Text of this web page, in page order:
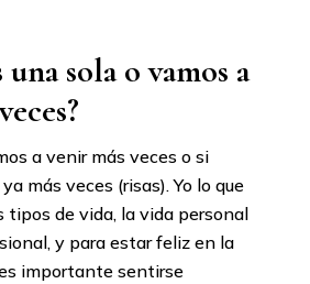
una sola o vamos a
a venir más veces o si
más veces (risas). Yo lo que
tipos de vida, la vida personal
y para estar feliz en la
importante sentirse